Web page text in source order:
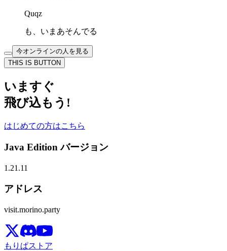
Quqz
も、いまあそんでる
今オンラインの人を見る
THIS IS BUTTON
いますぐ
飛び込もう!
はじめての方はこちら
Java Edition バージョン
1.21.11
アドレス
visit.morino.party
もりぱストア